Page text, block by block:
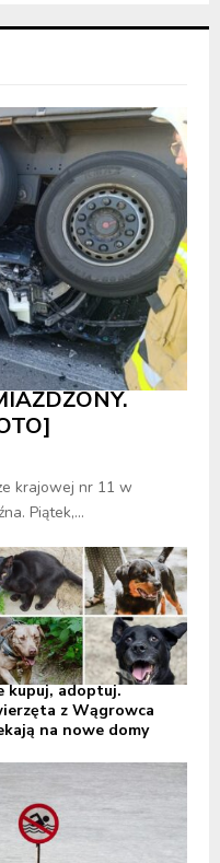
krajowej nr 11 w
Piątek,...
kupuj, adoptuj.
z Wągrowca
na nowe domy